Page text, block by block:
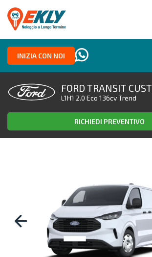
INIZIA CON NOI
FORD TRANSIT
L1H1 2.0 Eco 136cv Trend
RICHIEDI PREVENTIVO